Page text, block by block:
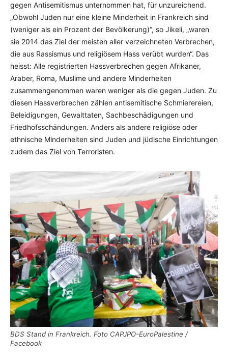
gegen Antisemitismus unternommen hat, für unzureichend.
„Obwohl Juden nur eine kleine Minderheit in Frankreich sind
(weniger als ein Prozent der Bevölkerung)“, so Jikeli, „waren
sie 2014 das Ziel der meisten aller verzeichneten Verbrechen,
die aus Rassismus und religiösem Hass verübt wurden“. Das
heisst: Alle registrierten Hassverbrechen gegen Afrikaner,
Araber, Roma, Muslime und andere Minderheiten
zusammengenommen waren weniger als die gegen Juden. Zu
diesen Hassverbrechen zählen antisemitische Schmierereien,
Beleidigungen, Gewalttaten, Sachbeschädigungen und
Friedhofsschändungen. Anders als andere religiöse oder
ethnische Minderheiten sind Juden und jüdische Einrichtungen
zudem das Ziel von Terroristen.
BDS Stand in Frankreich. Foto CAPJPO-EuroPalestine /
Facebook